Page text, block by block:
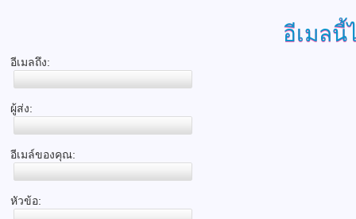
อีเมลนี้
อีเมลถึง:
ผู้ส่ง:
อีเมล์ของคุณ:
หัวข้อ: